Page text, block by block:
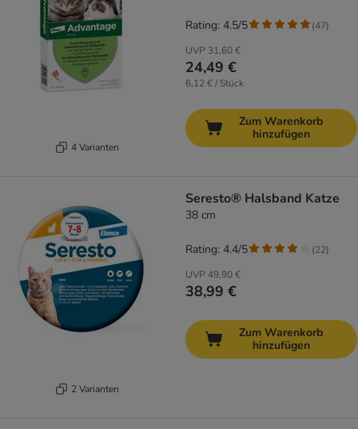
4 Varianten
UVP 31,60 €
24,49 €
6,12 € / Stück
Rating: 4.5/5 (47)
Zum Warenkorb
hinzufügen
2 Varianten
Seresto® Halsband Katze
38 cm
UVP 49,90 €
38,99 €
Rating: 4.4/5 (22)
Zum Warenkorb
hinzufügen